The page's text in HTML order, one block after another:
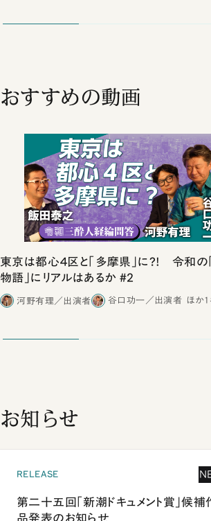
おすすめの動画
東京は都心４区と「多摩県」に?! 令和の
物語」にリアルはあるか #2
河野有理／出演者 谷口功一／出演者 ほか1
お知らせ
RELEASE
第二十五回「新潮ドキュメント賞」候補
品発表のお知らせ